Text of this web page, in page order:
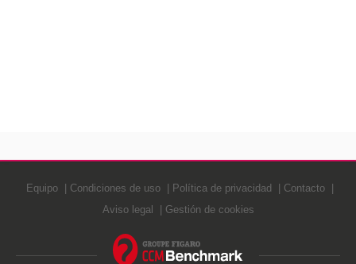
Equipo Condiciones de uso Política de privacidad
Contacto
Aviso legal
Gestión de cookies